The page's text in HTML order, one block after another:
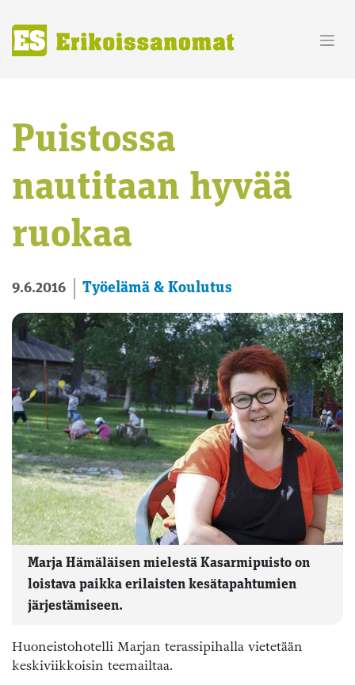
content
Puistossa
nautitaan hyvää
ruokaa
9.6.2016 Työelämä & Koulutus
Marja Hämäläisen mielestä Kasarmipuisto on
loistava paikka erilaisten kesätapahtumien
järjestämiseen.
Huoneistohotelli Marjan terassipihalla vietetään
keskiviikkoisin teemailtaa.